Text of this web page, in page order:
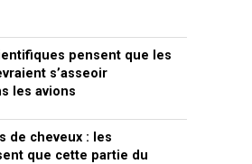
pensent que les
s’asseoir
les avions
de cheveux : les
que cette partie du